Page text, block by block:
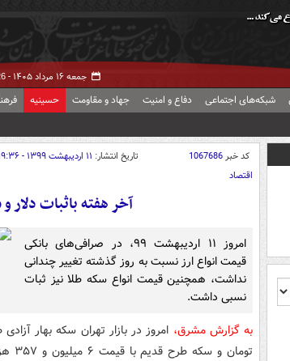
جمعه ۱۶ مرداد ۱۴۰۵ -
شبکه‌های اجتماعی دفاع و امنیت جهاد و مقاومت حسینیه
کد خبر1067686 تاریخ انتشار: ۱۱ اردیبهشت ۱۳۹۹ - ۱۹:۳۶
اقتصاد
آخر هفته باثبات
امروز ۱۱ اردیبهشت ۹۹، در صرافی‌های بانکی
قیمت انواع ارز نسبت به روز گذشته تغییر چندانی
نداشت، همچنین قیمت انواع سکه طلا نیز ثبات
نسبی داشت.
به گزارش مشرق،